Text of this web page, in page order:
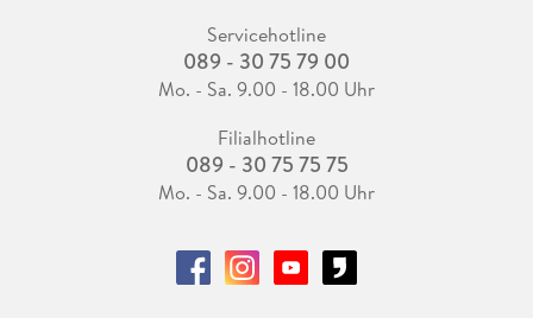
Servicehotline
089 - 30 75 79 00
Mo. - Sa. 9.00 - 18.00 Uhr
Filialhotline
089 - 30 75 75 75
Mo. - Sa. 9.00 - 18.00 Uhr